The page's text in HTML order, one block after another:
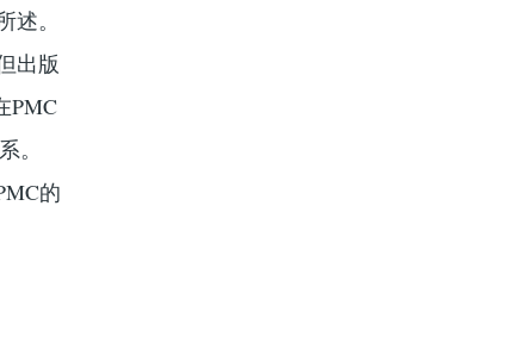
。
出版
PMC
。
的